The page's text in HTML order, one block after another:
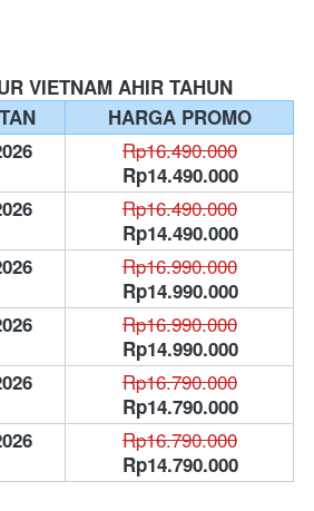
VIETNAM AHIR TAHUN
HARGA PROMO
Rp16.490.000
Rp14.490.000
Rp16.490.000
Rp14.490.000
Rp16.990.000
Rp14.990.000
Rp16.990.000
Rp14.990.000
Rp16.790.000
Rp14.790.000
Rp16.790.000
Rp14.790.000